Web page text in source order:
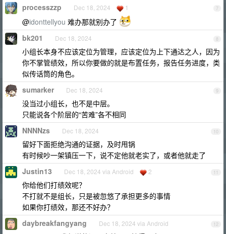
7
processzzp Dec 18, 2024 1
@idonttellyou 难办那就别办了
8
bk201 Dec 18, 2024
小组长本身不应该定位为管理，应该定位为上下通达之人，因为
你不掌管绩效，所以你要做的就是布置任务，报告任务进度，类
似传话筒的角色。
9
sumarker Dec 18, 2024
没当过小组长，也不是中层。
只能说各个阶层的“苦难”各不相同
10
NNNNzs Dec 18, 2024
留好下面拒绝沟通的证据，及时甩锅
有时候吵一架镇压一下，说不定他就老实了，或者他就走了
11
Justin13 Dec 18, 2024 via Android 2
你给他们打绩效呢？
不打就不是组长，只是被忽悠了承担更多的事情
如果你打绩效，那还不好办？
12
daybreakfangyang Dec 18, 2024 via Android